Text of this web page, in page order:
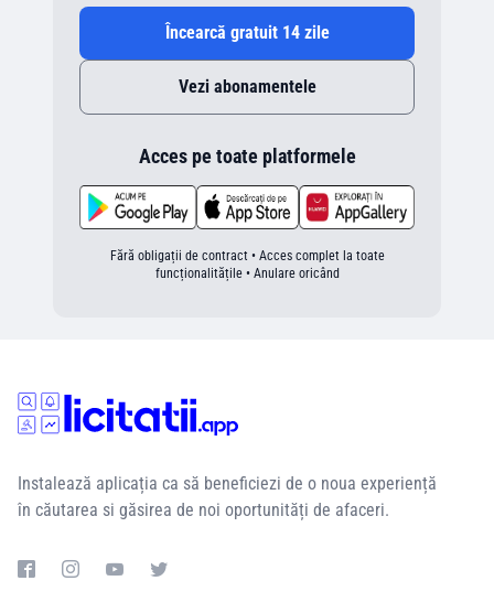
Încearcă gratuit 14 zile
Vezi abonamentele
Acces pe toate platformele
Fără obligații de contract • Acces complet la toate
funcționalitățile • Anulare oricând
Instalează aplicația ca să beneficiezi de o noua experiență
în căutarea si găsirea de noi oportunități de afaceri.